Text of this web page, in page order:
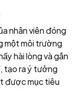
nhân viên đóng
một môi trường
hài lòng và gắn
tạo ra ý tưởng
được mục tiêu